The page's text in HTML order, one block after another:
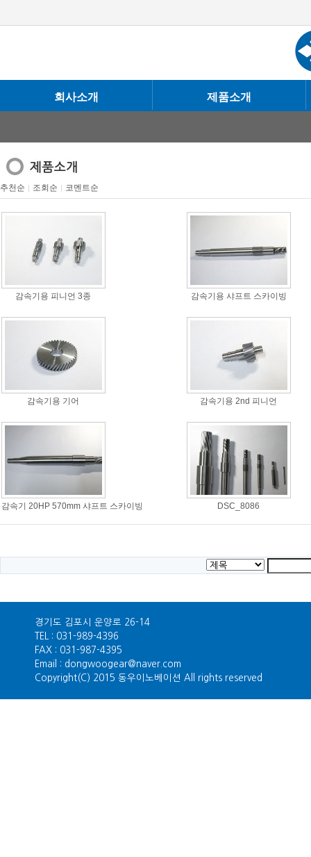
회사소개 제품소개
추천순 | 조회순 | 코멘트순
감속기용 피니언 3종 감속기용 샤프트 스카이빙
감속기용 기어 감속기용 2nd 피니언
감속기 20HP 570mm 샤프트 스카이빙 DSC_8086
경기도 김포시 운양로 26-14
TEL : 031-989-4396
FAX : 031-987-4395
Email : dongwoogear@naver.com
Copyright(C) 2015 동우이노베이션 All rights reserved